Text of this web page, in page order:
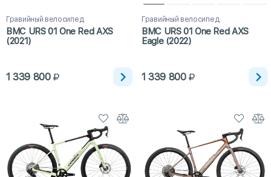
Гравийный велосипед
BMC URS 01 One Red AXS
(2021)
1 339 800
Гравийный велосипед
BMC URS 01 One Red AXS
Eagle (2022)
1 339 800